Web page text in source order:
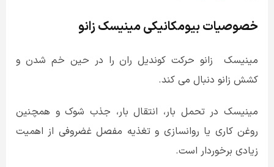
خصوصیات بیومکانیکی مینیسک زانو
مینیسک زانو حرکت کوندیل ران را در حین خم شدن و
کشش زانو دنبال می کند.
مینیسک در تحمل بار، انتقال بار، جذب شوک و همچنین
روغن کاری یا روانسازی و تغذیه مفصل غضروفی از اهمیت
زیادی برخوردار است.